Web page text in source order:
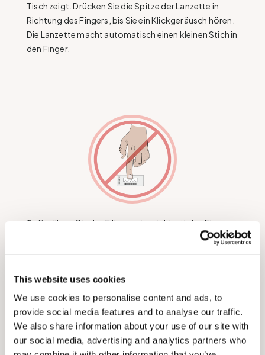
This website uses cookies
We use cookies to personalise content and ads, to
provide social media features and to analyse our traffic.
We also share information about your use of our site with
our social media, advertising and analytics partners who
Tisch zeigt. Drücken Sie die Spitze der Lanzette in
Richtung des Fingers, bis Sie ein Klickgeräusch hören.
Die Lanzette macht automatisch einen kleinen Stich in
den Finger.
5. Berühren Sie das Filterpapier nicht mit den Fingern.